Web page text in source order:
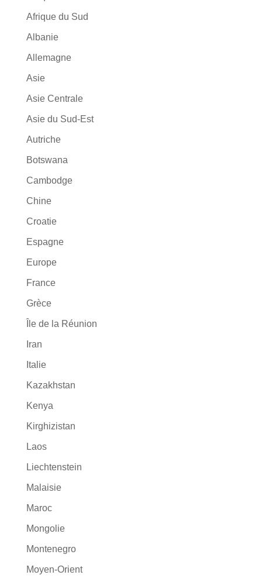
Afrique du Sud
Albanie
Allemagne
Asie
Asie Centrale
Asie du Sud-Est
Autriche
Botswana
Cambodge
Chine
Croatie
Espagne
Europe
France
Grèce
Île de la Réunion
Iran
Italie
Kazakhstan
Kenya
Kirghizistan
Laos
Liechtenstein
Malaisie
Maroc
Mongolie
Montenegro
Moyen-Orient